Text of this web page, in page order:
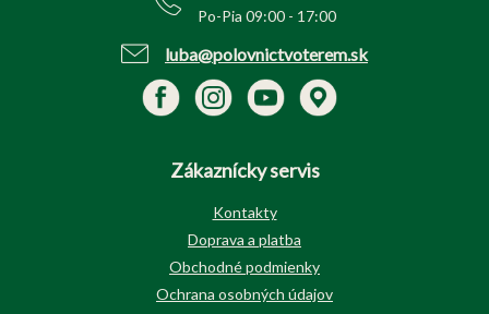
Po-Pia 09:00 - 17:00
luba@polovnictvoterem.sk
Zákaznícky servis
Kontakty
Doprava a platba
Obchodné podmienky
Ochrana osobných údajov